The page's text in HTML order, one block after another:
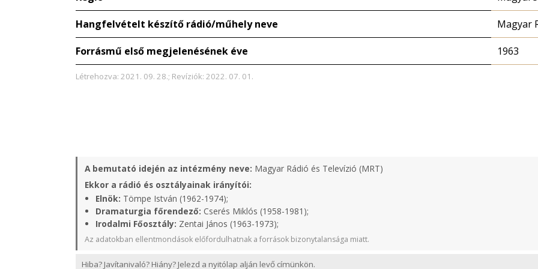
Hangfelvételt készítő rádió/műhely neve Magyar
Forrásmű első megjelenésének éve 1963
Létrehozva: 2021. 09. 28.; Revíziók: 2022. 07. 01.
A bemutató idején az intézmény neve: Magyar Rádió és Televízió (MRT)
Ekkor a rádió és osztályainak irányítói:
Elnök: Tömpe István (1962-1974);
Dramaturgia főrendező: Cserés Miklós (1958-1981);
Irodalmi Főosztály: Zentai János (1963-1973);
Az adatokban ellentmondások előfordulhatnak a források bizonytalansága miatt.
Hiba? Javítanivaló? Hiány? Jelezd a nyitólap alján levő címünkön.